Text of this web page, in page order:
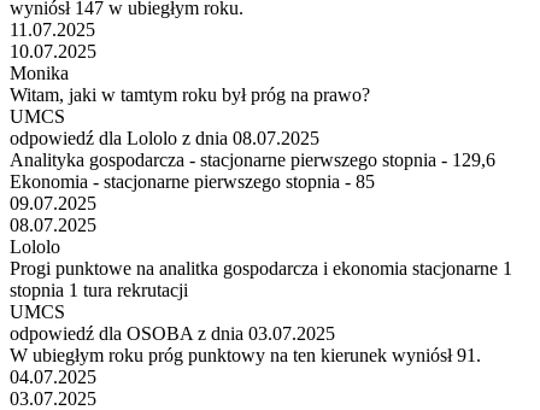
wyniósł 147 w ubiegłym roku.
11.07.2025
10.07.2025
Monika
Witam, jaki w tamtym roku był próg na prawo?
UMCS
odpowiedź dla Lololo z dnia 08.07.2025
Analityka gospodarcza - stacjonarne pierwszego stopnia - 129,6
Ekonomia - stacjonarne pierwszego stopnia - 85
09.07.2025
08.07.2025
Lololo
Progi punktowe na analitka gospodarcza i ekonomia stacjonarne 1
stopnia 1 tura rekrutacji
UMCS
odpowiedź dla OSOBA z dnia 03.07.2025
W ubiegłym roku próg punktowy na ten kierunek wyniósł 91.
04.07.2025
03.07.2025